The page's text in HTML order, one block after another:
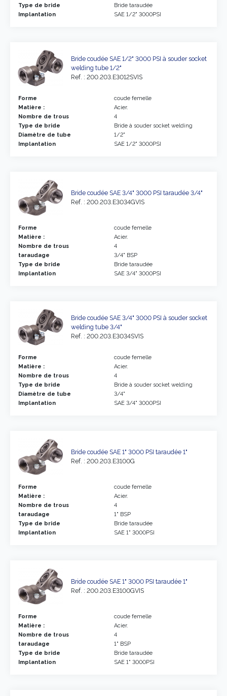
Type de bride
Bride taraudée
Implantation
SAE 1/2" 3000PSI
Bride coudée SAE 1/2" 3000 PSI à souder socket
welding tube 1/2"
Ref. : 200.203.E3012SVIS
Forme
coude femelle
Matière :
Acier.
Nombre de trous
4
Type de bride
Bride à souder socket welding
Diamètre de tube
1/2"
Implantation
SAE 1/2" 3000PSI
Bride coudée SAE 3/4" 3000 PSI taraudée 3/4"
Ref. : 200.203.E3034GVIS
Forme
coude femelle
Matière :
Acier.
Nombre de trous
4
taraudage
3/4" BSP
Type de bride
Bride taraudée
Implantation
SAE 3/4" 3000PSI
Bride coudée SAE 3/4" 3000 PSI à souder socket
welding tube 3/4"
Ref. : 200.203.E3034SVIS
Forme
coude femelle
Matière :
Acier.
Nombre de trous
4
Type de bride
Bride à souder socket welding
Diamètre de tube
3/4"
Implantation
SAE 3/4" 3000PSI
Bride coudée SAE 1" 3000 PSI taraudée 1"
Ref. : 200.203.E3100G
Forme
coude femelle
Matière :
Acier.
Nombre de trous
4
taraudage
1" BSP
Type de bride
Bride taraudée
Implantation
SAE 1" 3000PSI
Bride coudée SAE 1" 3000 PSI taraudée 1"
Ref. : 200.203.E3100GVIS
Forme
coude femelle
Matière :
Acier.
Nombre de trous
4
taraudage
1" BSP
Type de bride
Bride taraudée
Implantation
SAE 1" 3000PSI